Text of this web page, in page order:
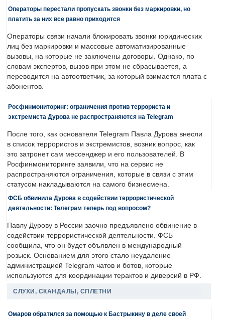
Операторы перестали пропускать звонки без маркировки, но
платить за них все равно приходится
Операторы связи начали блокировать звонки юридических
лиц без маркировки и массовые автоматизированные
вызовы, на которые не заключены договоры. Однако, по
словам экспертов, вызов при этом не сбрасывается, а
переводится на автоответчик, за который взимается плата с
абонентов.
Росфинмониторинг: ограничения против террориста и
экстремиста Дурова не распространяются на Telegram
После того, как основателя Telegram Павла Дурова внесли
в список террористов и экстремистов, возник вопрос, как
это затронет сам мессенджер и его пользователей. В
Росфинмониторинге заявили, что на сервис не
распространяются ограничения, которые в связи с этим
статусом накладываются на самого бизнесмена.
ФСБ обвинила Дурова в содействии террористической
деятельности: Телеграм теперь под вопросом?
Павлу Дурову в России заочно предъявлено обвинение в
содействии террористической деятельности. ФСБ
сообщила, что он будет объявлен в международный
розыск. Основанием для этого стало неудаление
администрацией Telegram чатов и ботов, которые
используются для координации терактов и диверсий в РФ.
СЛУХИ, СКАНДАЛЫ, СПЛЕТНИ
Омаров обратился за помощью к Бастрыкину в деле своей